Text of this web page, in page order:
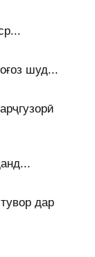
шуд...
дар